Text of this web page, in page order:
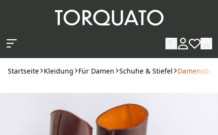
Startseite Kleidung Für Damen Schuhe & Stiefel